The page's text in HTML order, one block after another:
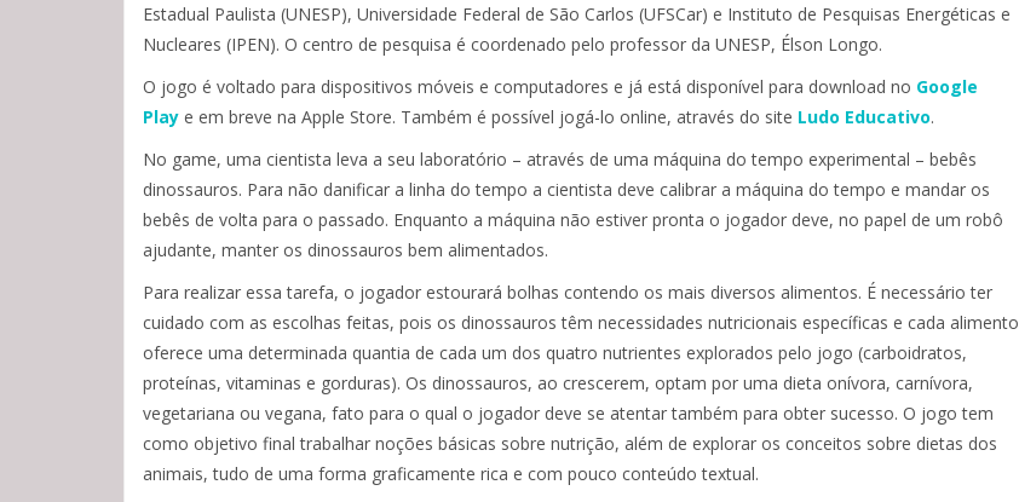
Estadual Paulista (UNESP), Universidade Federal de São Carlos (UFSCar) e Instituto de Pesquisas Energéticas e
Nucleares (IPEN). O centro de pesquisa é coordenado pelo professor da UNESP, Élson Longo.
O jogo é voltado para dispositivos móveis e computadores e já está disponível para download no Google
Play e em breve na Apple Store. Também é possível jogá-lo online, através do site Ludo Educativo.
No game, uma cientista leva a seu laboratório – através de uma máquina do tempo experimental – bebês
dinossauros. Para não danificar a linha do tempo a cientista deve calibrar a máquina do tempo e mandar os
bebês de volta para o passado. Enquanto a máquina não estiver pronta o jogador deve, no papel de um robô
ajudante, manter os dinossauros bem alimentados.
Para realizar essa tarefa, o jogador estourará bolhas contendo os mais diversos alimentos. É necessário ter
cuidado com as escolhas feitas, pois os dinossauros têm necessidades nutricionais específicas e cada alimento
oferece uma determinada quantia de cada um dos quatro nutrientes explorados pelo jogo (carboidratos,
proteínas, vitaminas e gorduras). Os dinossauros, ao crescerem, optam por uma dieta onívora, carnívora,
vegetariana ou vegana, fato para o qual o jogador deve se atentar também para obter sucesso. O jogo tem
como objetivo final trabalhar noções básicas sobre nutrição, além de explorar os conceitos sobre dietas dos
animais, tudo de uma forma graficamente rica e com pouco conteúdo textual.